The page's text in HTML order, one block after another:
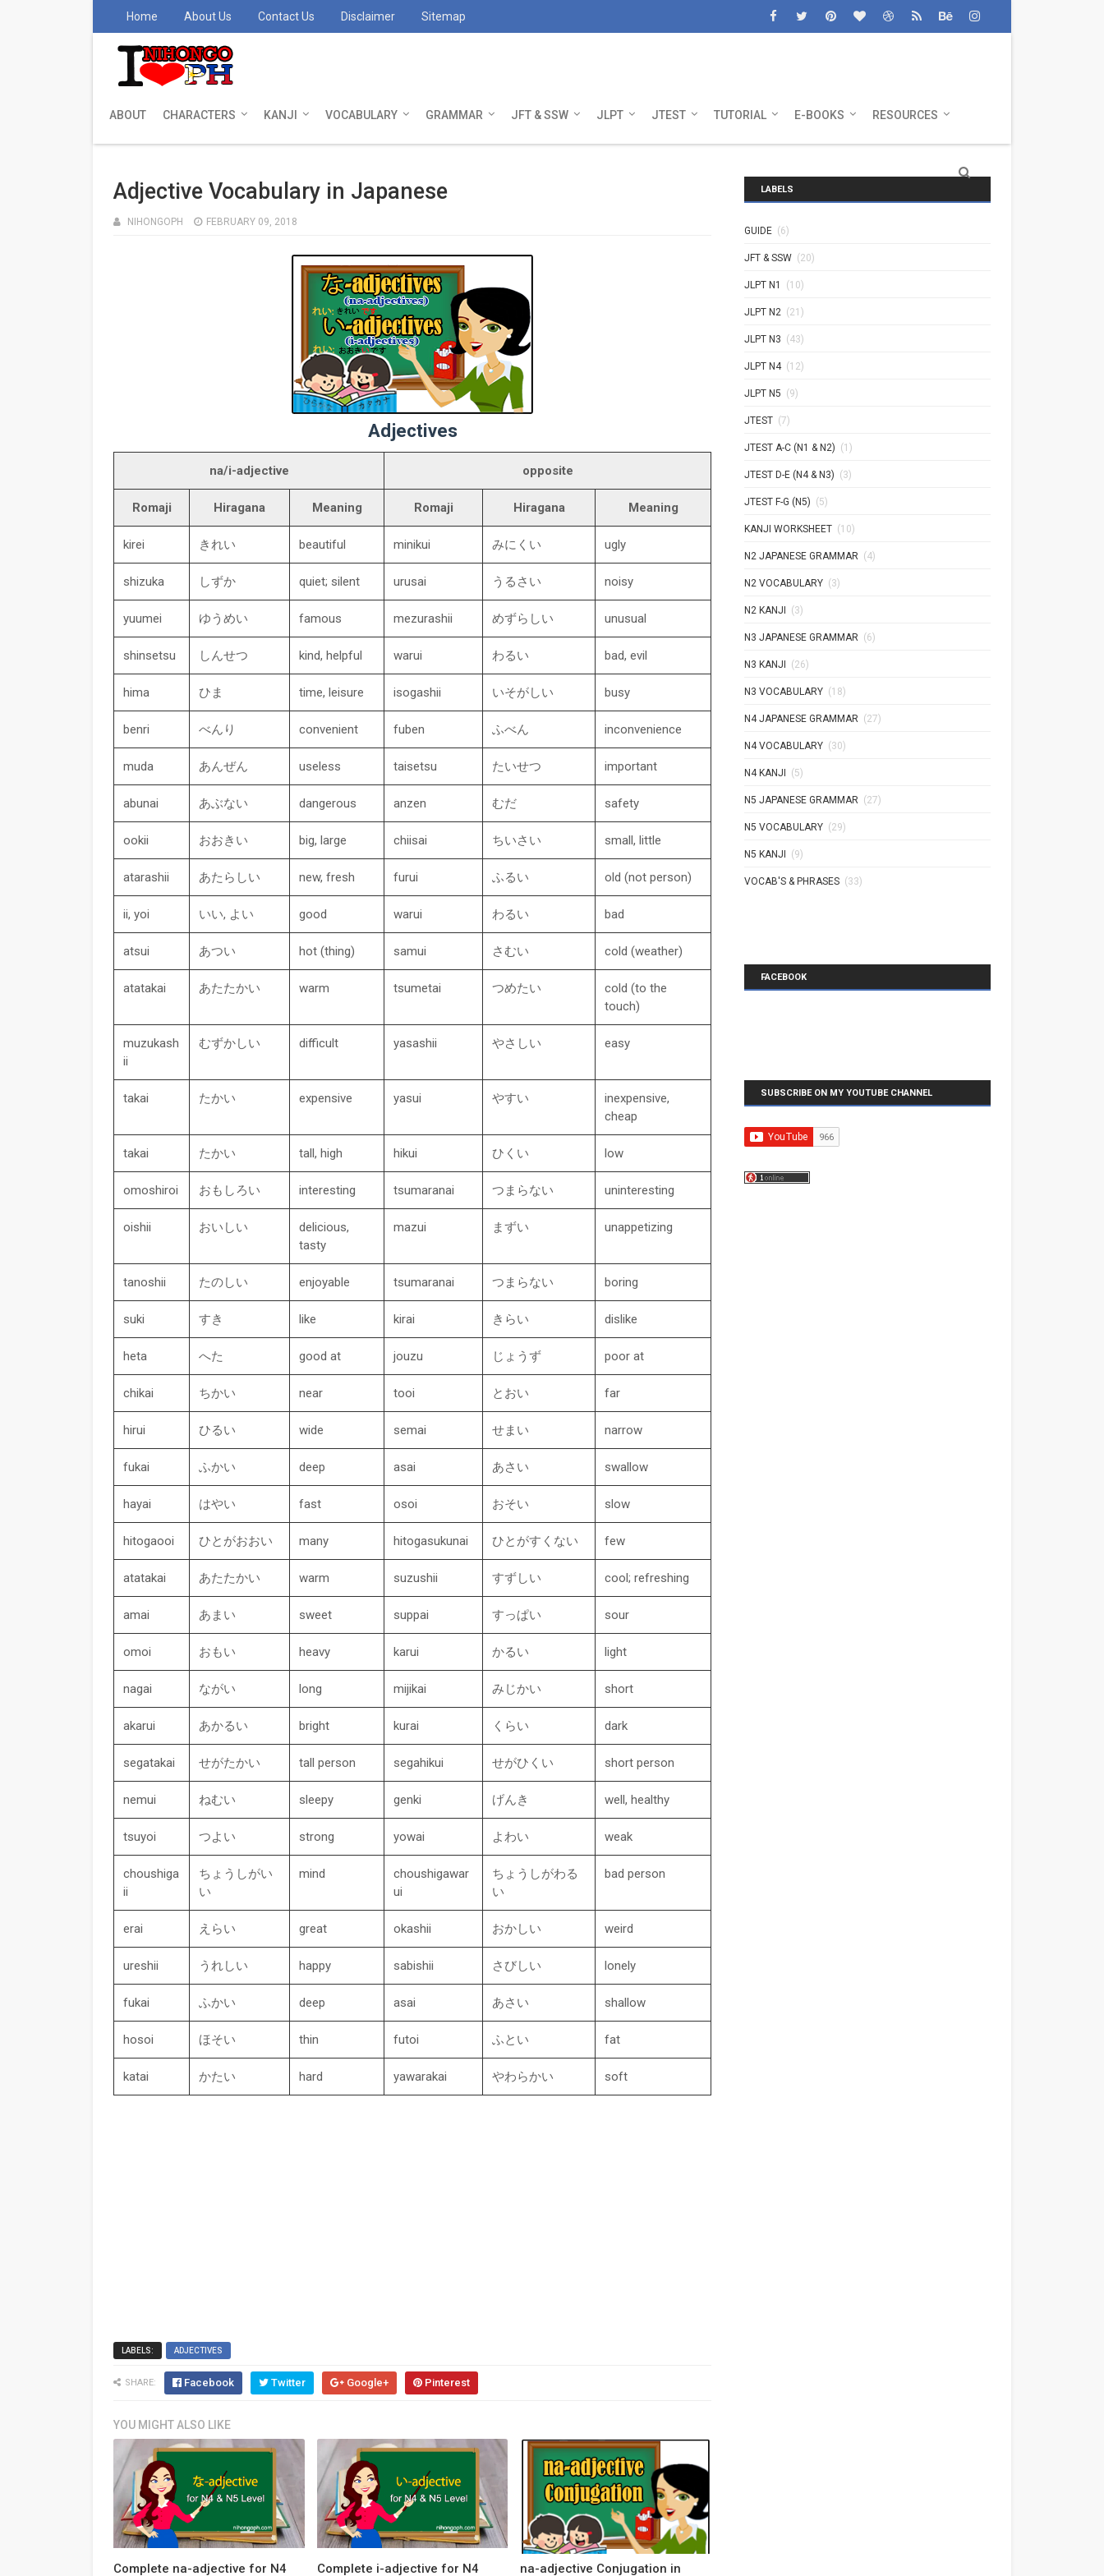
Home About Us Contact Us Disclaimer Sitemap
ABOUT CHARACTERS KANJI VOCABULARY GRAMMAR JFT & SSW JLPT JTEST TUTORIAL E-BOOKS RESOURCES
Adjective Vocabulary in Japanese
NIHONGOPH FEBRUARY 09, 2018
Adjectives
na/i-adjective opposite
Romaji Hiragana Meaning Romaji Hiragana Meaning
kirei きれい beautiful minikui みにくい ugly
shizuka しずか quiet; silent urusai うるさい noisy
yuumei ゆうめい famous mezurashii めずらしい unusual
shinsetsu しんせつ kind, helpful warui わるい bad, evil
hima ひま time, leisure isogashii いそがしい busy
benri べんり convenient fuben ふべん inconvenience
muda あんぜん useless taisetsu たいせつ important
abunai あぶない dangerous anzen むだ safety​
ookii おおきい big, large chiisai ちいさい small, little
atarashii あたらしい new, fresh furui ふるい old (not person)
ii, yoi いい, よい good warui わるい bad
atsui あつい hot (thing)​ samui さむい cold (weather)​
atatakai あたたかい warm tsumetai つめたい
cold (to the
touch)
muzukash
ii
むずかしい difficult yasashii やさしい easy
takai たかい expensive yasui やすい
inexpensive,
cheap
takai たかい tall, high hikui ひくい low
omoshiroi おもしろい interesting tsumaranai つまらない uninteresting
oishii おいしい
delicious,
tasty
mazui まずい unappetizing
tanoshii たのしい enjoyable tsumaranai つまらない boring
suki すき like kirai きらい dislike
heta へた good at jouzu じょうず poor at
chikai ちかい near tooi とおい far
hirui ひるい wide semai せまい narrow
fukai ふかい deep asai あさい swallow
hayai はやい fast osoi おそい slow
hitogaooi ひとがおおい many hitogasukunai ひとがすくない few
atatakai あたたかい warm suzushii すずしい cool; refreshing
amai あまい sweet suppai すっぱい sour
omoi おもい heavy karui かるい light
nagai ながい long mijikai みじかい short
akarui あかるい bright kurai くらい dark
segatakai せがたかい tall person segahikui せがひくい short person
nemui ねむい sleepy genki げんき well, healthy
tsuyoi つよい strong yowai よわい weak
choushiga
ii
ちょうしがい
い
mind
choushigawar
ui
ちょうしがわる
い
bad person
erai えらい great okashii おかしい weird
ureshii うれしい happy sabishii さびしい lonely
fukai ふかい deep asai あさい shallow
hosoi ほそい thin futoi ふとい fat
katai かたい hard yawarakai やわらかい soft
LABELS: ADJECTIVES
SHARE: Facebook Twitter Google+ Pinterest
YOU MIGHT ALSO LIKE
Complete na-adjective for N4 Complete i-adjective for N4 na-adjective Conjugation in
LABELS
GUIDE (6)
JFT & SSW (20)
JLPT N1 (10)
JLPT N2 (21)
JLPT N3 (43)
JLPT N4 (12)
JLPT N5 (9)
JTEST (7)
JTEST A-C (N1 & N2) (1)
JTEST D-E (N4 & N3) (3)
JTEST F-G (N5) (5)
KANJI WORKSHEET (10)
N2 JAPANESE GRAMMAR (4)
N2 VOCABULARY (3)
N2 KANJI (3)
N3 JAPANESE GRAMMAR (6)
N3 KANJI (26)
N3 VOCABULARY (18)
N4 JAPANESE GRAMMAR (27)
N4 VOCABULARY (30)
N4 KANJI (5)
N5 JAPANESE GRAMMAR (27)
N5 VOCABULARY (29)
N5 KANJI (9)
VOCAB'S & PHRASES (33)
FACEBOOK
SUBSCRIBE ON MY YOUTUBE CHANNEL